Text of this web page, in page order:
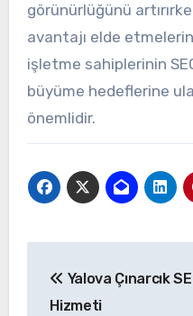
görünürlüğünü
avantajı elde
işletme sahiplerinin
büyüme hedeflerine
önemlidir.
gezinmesi
Yalova Çınarcık
Hizmeti